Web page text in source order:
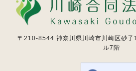
〒210-8544 神奈川県川崎市川崎区砂
ル7階